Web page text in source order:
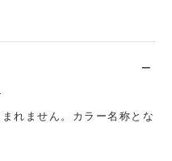
れません。カラー名称とな